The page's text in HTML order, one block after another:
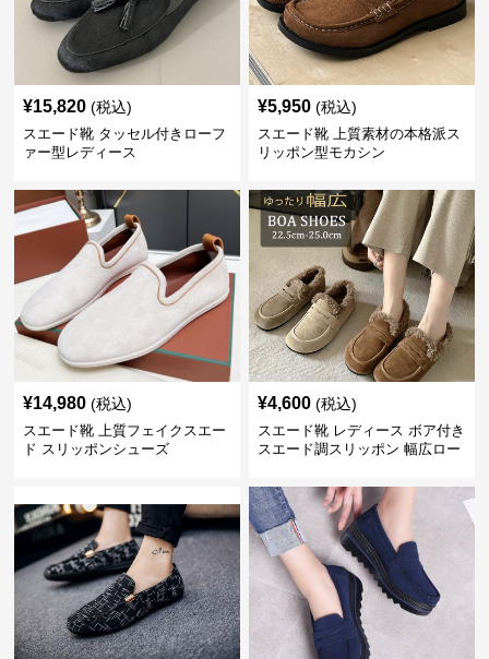
¥15,820 (税込)
スエード靴 タッセル付きローフ
ァー型レディース
¥5,950 (税込)
スエード靴 上質素材の本格派ス
リッポン型モカシン
¥14,980 (税込)
スエード靴 上質フェイクスエー
ド スリッポンシューズ
¥4,600 (税込)
スエード靴 レディース ボア付き
スエード調スリッポン 幅広ロー